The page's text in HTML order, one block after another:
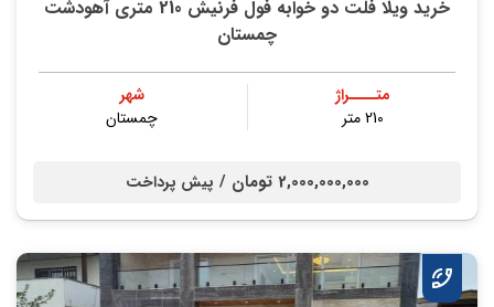
خرید ویلا فلت دو خوابه فول فرنیش 210 متری آهودشت
چمستان
متــــراژ
210 متر
شهر
چمستان
2,000,000,000 تومان / پیش پرداخت